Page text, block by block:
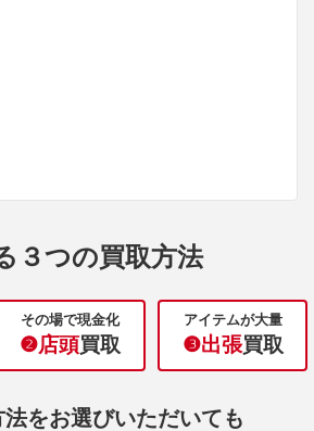
３つの買取方法
その場で現金化
❷店頭買取
アイテムが大量
❸出張買取
法をお選びいただいても